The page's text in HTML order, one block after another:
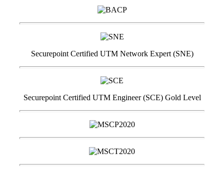
Securepoint Certified UTM Network Expert (SNE)
Securepoint Certified UTM Engineer (SCE) Gold Level